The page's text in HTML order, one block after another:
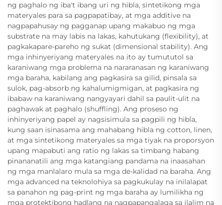
ng paghalo ng iba't ibang uri ng hibla, sintetikong mga
materyales para sa pagpapatibay, at mga additive na
nagpapahusay ng pagganap upang makabuo ng mga
substrate na may labis na lakas, kahutukang (flexibility), at
pagkakapare-pareho ng sukat (dimensional stability). Ang
mga inhinyeriyang materyales na ito ay tumututol sa
karaniwang mga problema na nararanasan ng karaniwang
mga baraha, kabilang ang pagkasira sa gilid, pinsala sa
sulok, pag-absorb ng kahalumigmigan, at pagkasira ng
ibabaw na karaniwang nangyayari dahil sa paulit-ulit na
paghawak at paghalo (shuffling). Ang proseso ng
inhinyeriyang papel ay nagsisimula sa pagpili ng hibla,
kung saan isinasama ang mahabang hibla ng cotton, linen,
at mga sintetikong materyales sa mga tiyak na proporsyon
upang mapabuti ang ratio ng lakas sa timbang habang
pinananatili ang mga katangiang pandama na inaasahan
ng mga manlalaro mula sa mga de-kalidad na baraha. Ang
mga advanced na teknolohiya sa pagkukulay na inilalapat
sa panahon ng pag-print ng mga baraha ay lumilikha ng
mga protektibong hadlang na nagpapangalaga sa ilalim na